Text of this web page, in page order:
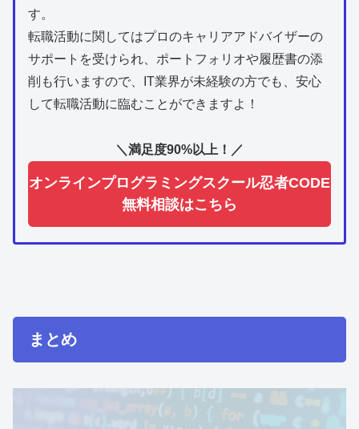
す。
転職活動に関してはプロのキャリアアドバイザーの
サポートを受けられ、ポートフォリオや履歴書の添
削も行いますので、IT業界が未経験の方でも、安心
して転職活動に臨むことができますよ！
＼満足度90%以上！／
オンラインプログラミングスクール忍者CODE
無料相談はこちら
まとめ